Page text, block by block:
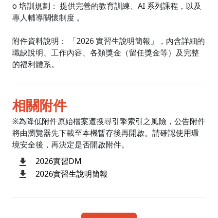
o 培訓規劃： 提供完善的教育訓練、AI 系列課程，以及
專人輔導關懷制度 。
附件資料說明： 「2026 實習生說明簡報」，內含詳細的
職缺說明、工作內容、各類獎金（留任獎金等）及完整
的福利體系。
相關附件
※為降低附件原始檔案遭搜尋引擎索引之風險，公告附件
將由瀏覽器先下載至本機暫存後再開啟。請確認使用環
境安全後，再決定是否開啟附件。
2026實習DM
2026實習生說明簡報